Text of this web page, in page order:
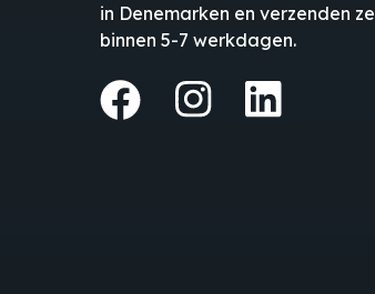
in Denemarken en verzenden ze
binnen 5-7 werkdagen.